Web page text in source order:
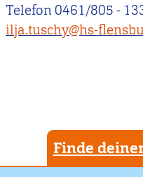
Telefon 0461/805 -
ilja.tuschy@hs-
Finde